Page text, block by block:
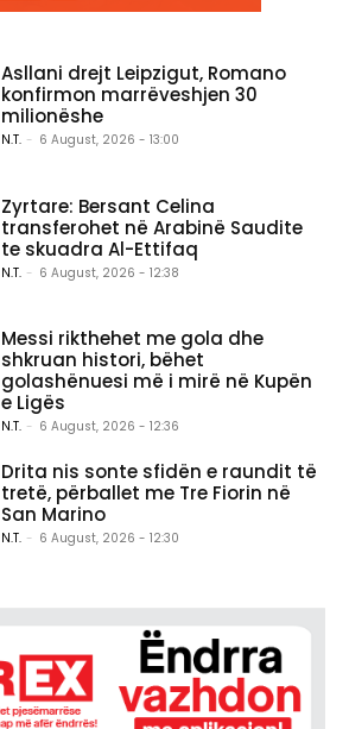
Asllani drejt Leipzigut, Romano
konfirmon marrëveshjen 30
milionëshe
N.T. - 6 August, 2026 - 13:00
Zyrtare: Bersant Celina
transferohet në Arabinë Saudite
te skuadra Al-Ettifaq
N.T. - 6 August, 2026 - 12:38
Messi rikthehet me gola dhe
shkruan histori, bëhet
golashënuesi më i mirë në Kupën
e Ligës
N.T. - 6 August, 2026 - 12:36
Drita nis sonte sfidën e raundit të
tretë, përballet me Tre Fiorin në
San Marino
N.T. - 6 August, 2026 - 12:30